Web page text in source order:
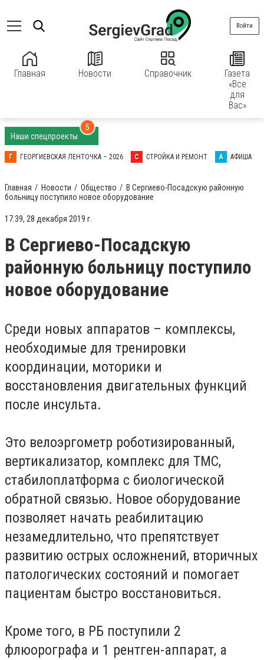
Главная Новости Справочник
Газета
«Все
для
Вас»
Войти
Наши спецпроекты
5
Г ГЕОРГИЕВСКАЯ ЛЕНТОЧКА – 2026 С СТРОЙКА И РЕМОНТ А АФИША
Главная Новости Общество
В Сергиево-Посадскую районную
больницу поступило новое оборудование
17:39, 28 декабря 2019 г.
В Сергиево-Посадскую
районную больницу поступило
новое оборудование
Среди новых аппаратов – комплексы,
необходимые для тренировки
координации, моторики и
восстановления двигательных функций
после инсульта.
Это велоэргометр роботизированный,
вертикализатор, комплекс для ТМС,
стабилоплатформа с биологической
обратной связью. Новое оборудование
позволяет начать реабилитацию
незамедлительно, что препятствует
развитию острых осложнений, вторичных
патологических состояний и помогает
пациентам быстро восстановиться.
Кроме того, в РБ поступили 2
флюорографа и 1 рентген-аппарат, а